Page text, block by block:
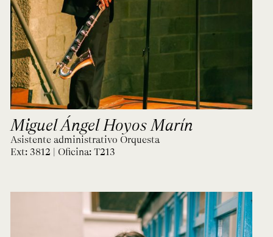
Miguel Ángel Hoyos Marín
Asistente administrativo Orquesta
Ext: 3812 | Oficina: T213